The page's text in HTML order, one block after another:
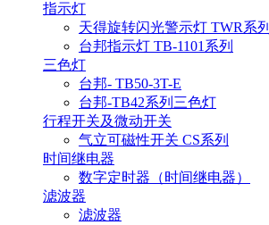
指示灯
天得旋转闪光警示灯 TWR系列
台邦指示灯 TB-1101系列
三色灯
台邦- TB50-3T-E
台邦-TB42系列三色灯
行程开关及微动开关
气立可磁性开关 CS系列
时间继电器
数字定时器（时间继电器）
滤波器
滤波器